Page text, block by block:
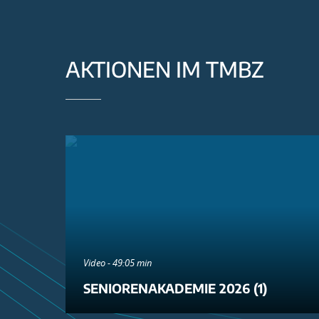
AKTIONEN IM TMBZ
Video - 49:05 min
SENIORENAKADEMIE 2026 (1)